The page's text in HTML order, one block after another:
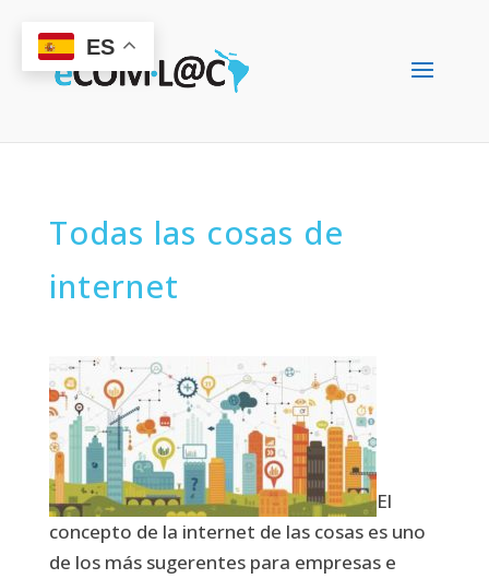
Todas las cosas de
internet
El
concepto de la internet de las cosas es uno
de los más sugerentes para empresas e
ES